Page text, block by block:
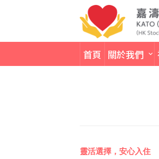
首頁 關於我們
靈活選擇，安心入住